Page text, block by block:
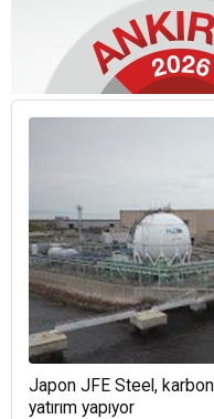
Japon JFE Steel,
yatırım yapıyor